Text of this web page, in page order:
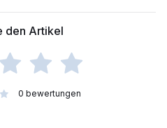
den Artikel
0 bewertungen